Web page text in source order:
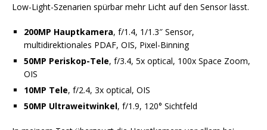
Low-Light-Szenarien spürbar mehr Licht auf den Sensor lässt.
200MP Hauptkamera, f/1.4, 1/1.3″ Sensor,
multidirektionales PDAF, OIS, Pixel-Binning
50MP Periskop-Tele, f/3.4, 5x optical, 100x Space Zoom,
OIS
10MP Tele, f/2.4, 3x optical, OIS
50MP Ultraweitwinkel, f/1.9, 120° Sichtfeld